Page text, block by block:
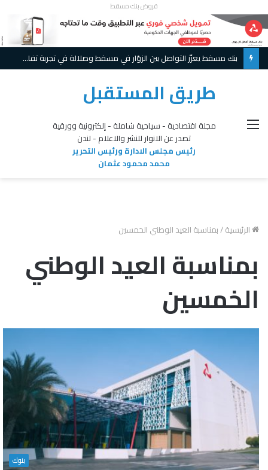
قروض بنك مسقط
بنك مسقط يعزّز التواصل بين الزوّار في مسقط وصلالة في تجربة تفاعلية مبتكرة ويواصل تقديم عروض حصريّة خلال موسم الخريف
طريق المستقبل
مجلة اقتصادية - سياحية شاملة - إلكترونية وورقية
تصدر عن الانوار للنشر والاعلام - لندن
رئيس مجلس الادارة ورئيس التحرير
محمد محمود عثمان
القائمة
الرئيسية/بمناسبة العيد الوطني الخمسين
بمناسبة العيد الوطني
الخمسين
بنوك